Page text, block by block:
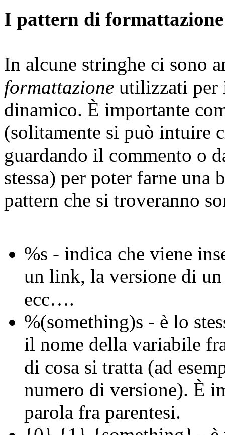
I pattern di formattazione
In alcune stringhe ci sono
formattazione utilizzati per
dinamico. È importante
(solitamente si può intuire
guardando il commento o
stessa) per poter farne
pattern che si troveranno
%s - indica che viene
un link, la versione di
ecc….
%(something)s - è lo
il nome della variabile
di cosa si tratta (ad
numero di versione). È
parola fra parentesi.